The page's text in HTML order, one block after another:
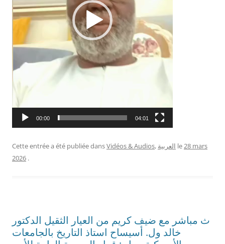
00:00 04:01
Cette entrée a été publiée dansVidéos & Audios, العربية le28 mars
2026 .
ث مباشر مع ضيف كريم من العيار الثقيل الدكتور
خالد ول. أسيساح استاذ التاريخ بالجامعات